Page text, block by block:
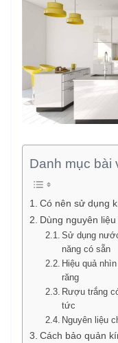
Danh mục bài
Có nên sử dụng
Dùng nguyên
Sử dụng
năng có sẵn
Hiệu quả
răng
Rượu trắng
tức
Nguyên liệu
Cách bảo quản